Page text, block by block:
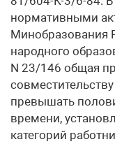
нормативными
Минобразования
народного
N 23/146 общая
превышать
времени,
категорий